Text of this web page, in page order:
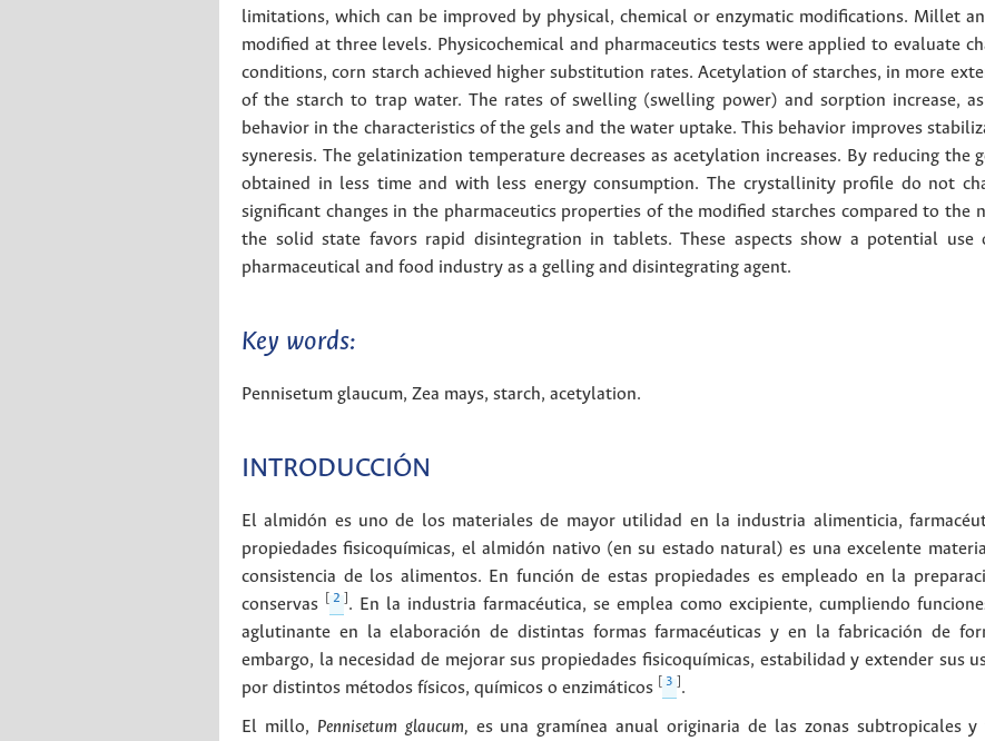
limitations, which can be improved by physical, chemical or enzymatic modifications. Millet
modified at three levels. Physicochemical and pharmaceutics tests were applied to evaluate
conditions, corn starch achieved higher substitution rates. Acetylation of starches, in more
of the starch to trap water. The rates of swelling (swelling power) and sorption increase,
behavior in the characteristics of the gels and the water uptake. This behavior improves
syneresis. The gelatinization temperature decreases as acetylation increases. By reducing the
obtained in less time and with less energy consumption. The crystallinity profile do not
significant changes in the pharmaceutics properties of the modified starches compared to the
the solid state favors rapid disintegration in tablets. These aspects show a potential
pharmaceutical and food industry as a gelling and disintegrating agent.
Key words:
Pennisetum glaucum, Zea mays, starch, acetylation.
INTRODUCCIÓN
El almidón es uno de los materiales de mayor utilidad en la industria alimenticia,
propiedades fisicoquímicas, el almidón nativo (en su estado natural) es una excelente
consistencia de los alimentos. En función de estas propiedades es empleado en la
conservas
2
. En la industria farmacéutica, se emplea como excipiente, cumpliendo
aglutinante en la elaboración de distintas formas farmacéuticas y en la fabricación de
embargo, la necesidad de mejorar sus propiedades fisicoquímicas, estabilidad y extender sus
por distintos métodos físicos, químicos o enzimáticos
3 .
El millo, Pennisetum glaucum, es una gramínea anual originaria de las zonas subtropicales